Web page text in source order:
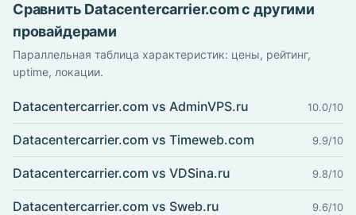
Сравнить Datacentercarrier.com с другими
провайдерами
Параллельная таблица характеристик: цены, рейтинг,
uptime, локации.
Datacentercarrier.com vs AdminVPS.ru 10.0/10
Datacentercarrier.com vs Timeweb.com 9.9/10
Datacentercarrier.com vs VDSina.ru 9.8/10
Datacentercarrier.com vs Sweb.ru 9.6/10